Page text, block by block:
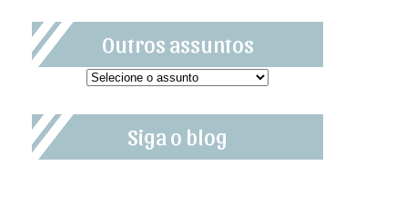
Outros assuntos
Siga o blog